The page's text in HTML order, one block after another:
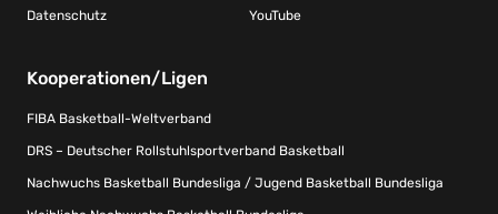
Datenschutz YouTube
Kooperationen/Ligen
FIBA Basketball-Weltverband
DRS – Deutscher Rollstuhlsportverband Basketball
Nachwuchs Basketball Bundesliga / Jugend Basketball Bundesliga